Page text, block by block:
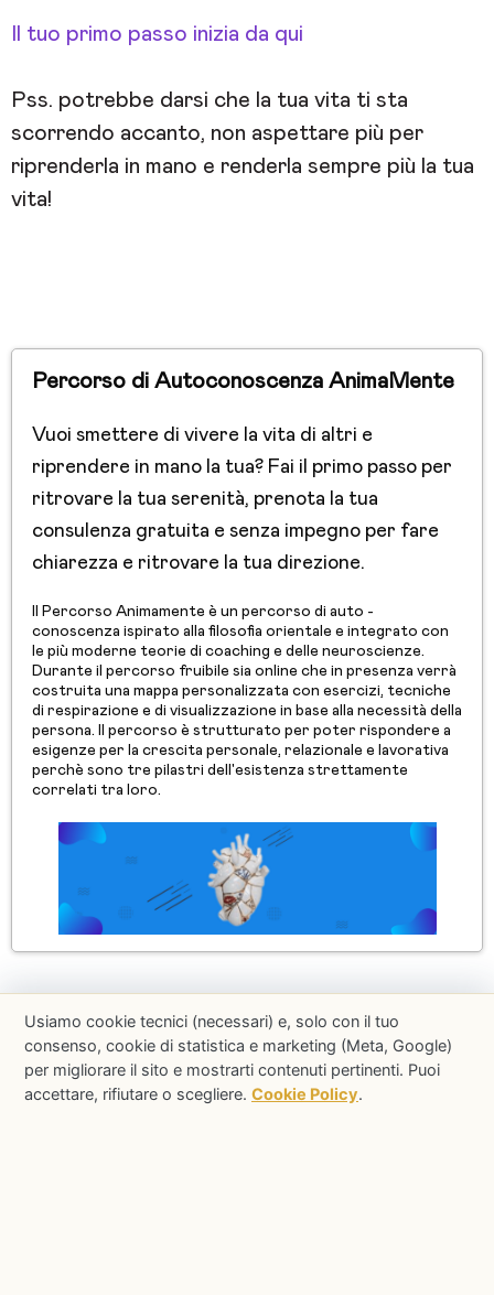
Usiamo cookie tecnici (necessari) e, solo con il tuo
consenso, cookie di statistica e marketing (Meta, Google)
per migliorare il sito e mostrarti contenuti pertinenti. Puoi
accettare, rifiutare o scegliere. Cookie Policy.
Il tuo primo passo inizia da qui
Pss. potrebbe darsi che la tua vita ti sta
scorrendo accanto, non aspettare più per
riprenderla in mano e renderla sempre più la tua
vita!
Percorso di Autoconoscenza AnimaMente
Vuoi smettere di vivere la vita di altri e
riprendere in mano la tua? Fai il primo passo per
ritrovare la tua serenità, prenota la tua
consulenza gratuita e senza impegno per fare
chiarezza e ritrovare la tua direzione.
Il Percorso Animamente è un percorso di auto -
conoscenza ispirato alla filosofia orientale e integrato con
le più moderne teorie di coaching e delle neuroscienze.
Durante il percorso fruibile sia online che in presenza verrà
costruita una mappa personalizzata con esercizi, tecniche
di respirazione e di visualizzazione in base alla necessità della
persona. Il percorso è strutturato per poter rispondere a
esigenze per la crescita personale, relazionale e lavorativa
perchè sono tre pilastri dell'esistenza strettamente
correlati tra loro.